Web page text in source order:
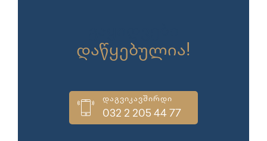
დაწყებულია!
დაგვიკავშირდი
032 2 205 44 77